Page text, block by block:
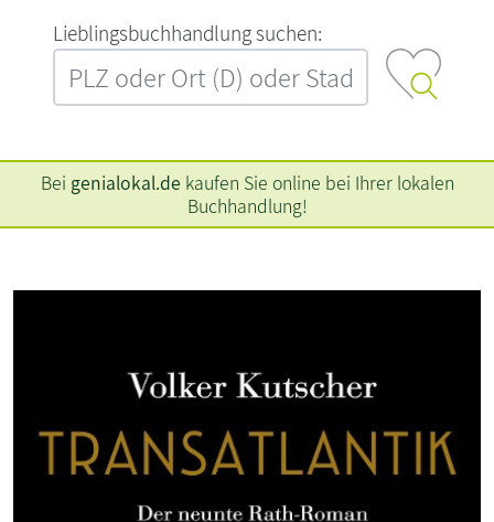
L‍i‍e‍b‍l‍i‍n‍g‍s‍b‍u‍c‍h‍h‍a‍n‍d‍l‍u‍n‍g‍ ‍s‍u‍c‍h‍e‍n‍:‍
Bei genialokal.de kaufen Sie online bei Ihrer lokalen
Buchhandlung!